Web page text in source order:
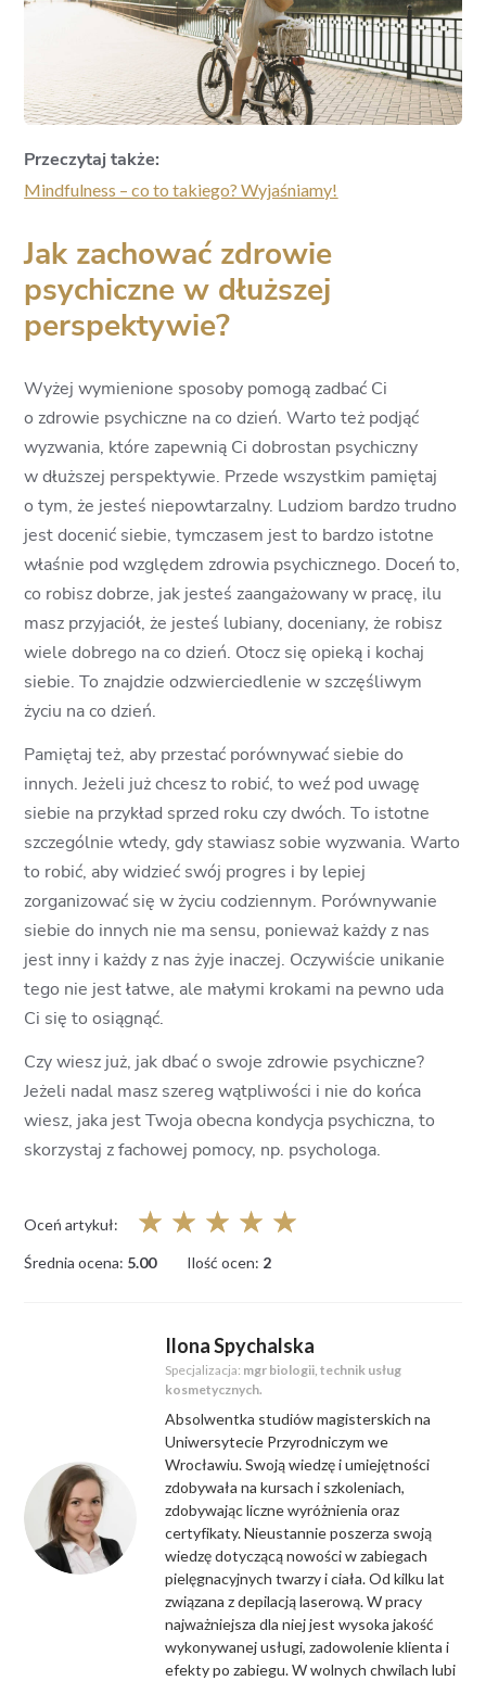
Przeczytaj także:
Mindfulness – co to takiego? Wyjaśniamy!
Jak zachować zdrowie
psychiczne w dłuższej
perspektywie?
Wyżej wymienione sposoby pomogą zadbać Ci
o zdrowie psychiczne na co dzień. Warto też podjąć
wyzwania, które zapewnią Ci dobrostan psychiczny
w dłuższej perspektywie. Przede wszystkim pamiętaj
o tym, że jesteś niepowtarzalny. Ludziom bardzo trudno
jest docenić siebie, tymczasem jest to bardzo istotne
właśnie pod względem zdrowia psychicznego. Doceń to,
co robisz dobrze, jak jesteś zaangażowany w pracę, ilu
masz przyjaciół, że jesteś lubiany, doceniany, że robisz
wiele dobrego na co dzień. Otocz się opieką i kochaj
siebie. To znajdzie odzwierciedlenie w szczęśliwym
życiu na co dzień.
Pamiętaj też, aby przestać porównywać siebie do
innych. Jeżeli już chcesz to robić, to weź pod uwagę
siebie na przykład sprzed roku czy dwóch. To istotne
szczególnie wtedy, gdy stawiasz sobie wyzwania. Warto
to robić, aby widzieć swój progres i by lepiej
zorganizować się w życiu codziennym. Porównywanie
siebie do innych nie ma sensu, ponieważ każdy z nas
jest inny i każdy z nas żyje inaczej. Oczywiście unikanie
tego nie jest łatwe, ale małymi krokami na pewno uda
Ci się to osiągnąć.
Czy wiesz już, jak dbać o swoje zdrowie psychiczne?
Jeżeli nadal masz szereg wątpliwości i nie do końca
wiesz, jaka jest Twoja obecna kondycja psychiczna, to
skorzystaj z fachowej pomocy, np. psychologa.
Oceń artykuł: ☆ ☆ ☆ ☆ ☆
Średnia ocena: 5.00 Ilość ocen: 2
Ilona Spychalska
Specjalizacja: mgr biologii, technik usług
kosmetycznych.
Absolwentka studiów magisterskich na
Uniwersytecie Przyrodniczym we
Wrocławiu. Swoją wiedzę i umiejętności
zdobywała na kursach i szkoleniach,
zdobywając liczne wyróżnienia oraz
certyfikaty. Nieustannie poszerza swoją
wiedzę dotyczącą nowości w zabiegach
pielęgnacyjnych twarzy i ciała. Od kilku lat
związana z depilacją laserową. W pracy
najważniejsza dla niej jest wysoka jakość
wykonywanej usługi, zadowolenie klienta i
efekty po zabiegu. W wolnych chwilach lubi